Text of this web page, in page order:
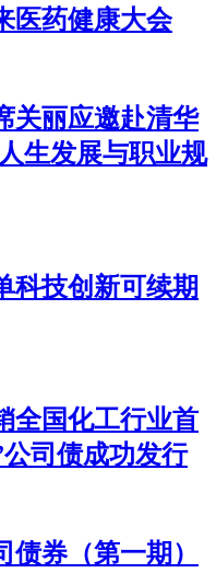
医药健康大会
关丽应邀赴清华
生发展与职业规
科技创新可续期
全国化工行业首
司债成功发行
债券（第一期）